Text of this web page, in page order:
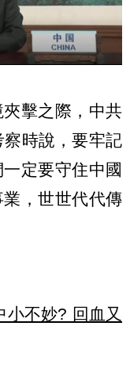
擊之際，中共
時說，要牢記
一定要守住中國
，世世代代傳
不妙? 回血又